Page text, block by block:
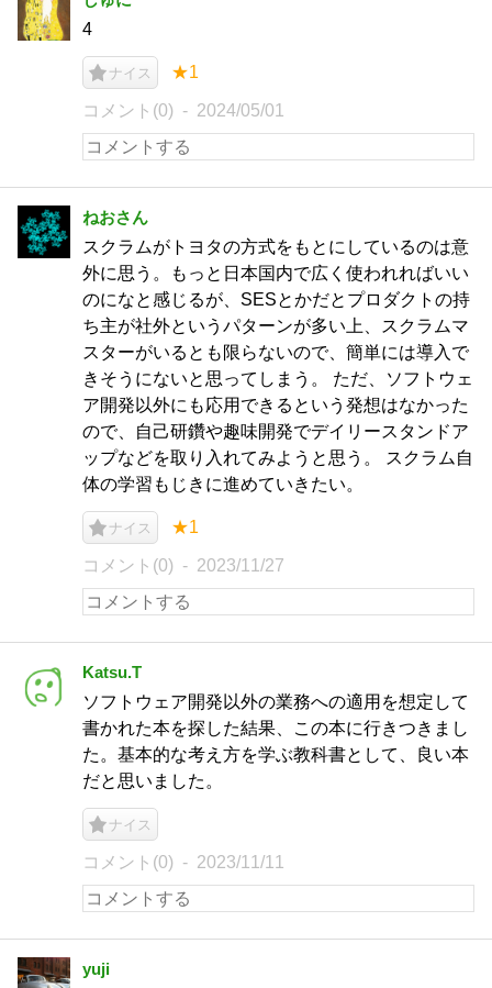
4
ナイス ★1
コメント(0) 2024/05/01
ねおさん
スクラムがトヨタの方式をもとにしているのは意
外に思う。もっと日本国内で広く使われればいい
のになと感じるが、SESとかだとプロダクトの持
ち主が社外というパターンが多い上、スクラムマ
スターがいるとも限らないので、簡単には導入で
きそうにないと思ってしまう。 ただ、ソフトウェ
ア開発以外にも応用できるという発想はなかった
ので、自己研鑽や趣味開発でデイリースタンドア
ップなどを取り入れてみようと思う。 スクラム自
体の学習もじきに進めていきたい。
ナイス ★1
コメント(0) 2023/11/27
Katsu.T
ソフトウェア開発以外の業務への適用を想定して
書かれた本を探した結果、この本に行きつきまし
た。基本的な考え方を学ぶ教科書として、良い本
だと思いました。
ナイス
コメント(0) 2023/11/11
yuji